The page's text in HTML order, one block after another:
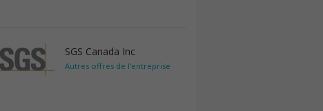
SGS Canada Inc
Autres offres de l'entreprise